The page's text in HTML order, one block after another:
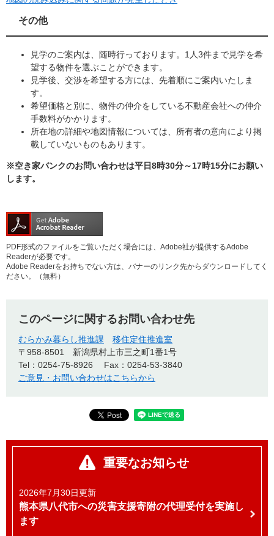
その他
見学のご案内は、随時行っております。1人3件まで見学を希
望する物件を選ぶことができます。
見学後、交渉を希望する方には、先着順にご案内いたしま
す。
希望価格と別に、物件の仲介をしている不動産会社への仲介
手数料がかかります。
所在地の詳細や地図情報については、所有者の意向により掲
載していないものもあります。
※空き家バンクのお問い合わせは平日8時30分～17時15分にお願い
します。
PDF形式のファイルをご覧いただく場合には、Adobe社が提供するAdobe
Readerが必要です。
Adobe Readerをお持ちでない方は、バナーのリンク先からダウンロードしてく
ださい。（無料）
このページに関するお問い合わせ先
むらかみ暮らし推進課
移住定住推進室
〒958-8501
新潟県村上市三之町1番1号
Tel：0254-75‐8926
Fax：0254-53-3840
ご意見・お問い合わせはこちらから
重要なお知らせ
2026年7月30日更新
熊本県八代市への災害支援寄附の代理受付を実施し
ます